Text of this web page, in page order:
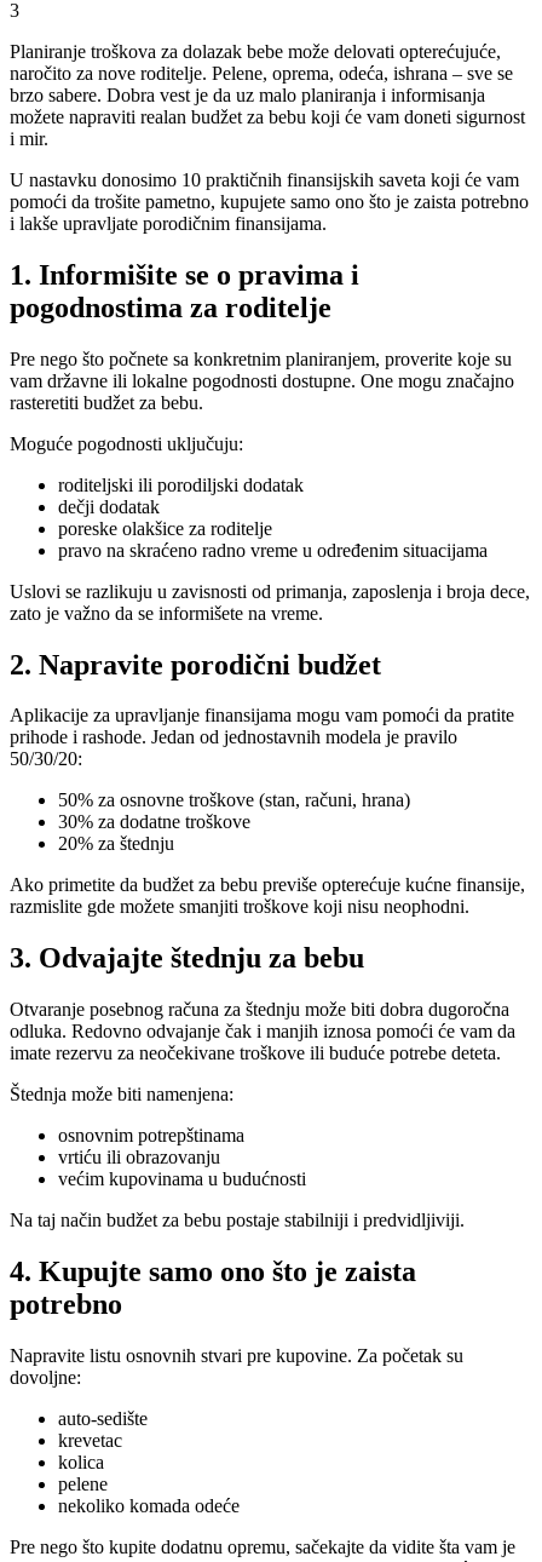
3
Planiranje troškova za dolazak bebe može delovati opterećujuće,
naročito za nove roditelje. Pelene, oprema, odeća, ishrana – sve se
brzo sabere. Dobra vest je da uz malo planiranja i informisanja
možete napraviti realan budžet za bebu koji će vam doneti sigurnost
i mir.
U nastavku donosimo 10 praktičnih finansijskih saveta koji će vam
pomoći da trošite pametno, kupujete samo ono što je zaista potrebno
i lakše upravljate porodičnim finansijama.
1. Informišite se o pravima i
pogodnostima za roditelje
Pre nego što počnete sa konkretnim planiranjem, proverite koje su
vam državne ili lokalne pogodnosti dostupne. One mogu značajno
rasteretiti budžet za bebu.
Moguće pogodnosti uključuju:
roditeljski ili porodiljski dodatak
dečji dodatak
poreske olakšice za roditelje
pravo na skraćeno radno vreme u određenim situacijama
Uslovi se razlikuju u zavisnosti od primanja, zaposlenja i broja dece,
zato je važno da se informišete na vreme.
2. Napravite porodični budžet
Aplikacije za upravljanje finansijama mogu vam pomoći da pratite
prihode i rashode. Jedan od jednostavnih modela je pravilo
50/30/20:
50% za osnovne troškove (stan, računi, hrana)
30% za dodatne troškove
20% za štednju
Ako primetite da budžet za bebu previše opterećuje kućne finansije,
razmislite gde možete smanjiti troškove koji nisu neophodni.
3. Odvajajte štednju za bebu
Otvaranje posebnog računa za štednju može biti dobra dugoročna
odluka. Redovno odvajanje čak i manjih iznosa pomoći će vam da
imate rezervu za neočekivane troškove ili buduće potrebe deteta.
Štednja može biti namenjena:
osnovnim potrepštinama
vrtiću ili obrazovanju
većim kupovinama u budućnosti
Na taj način budžet za bebu postaje stabilniji i predvidljiviji.
4. Kupujte samo ono što je zaista
potrebno
Napravite listu osnovnih stvari pre kupovine. Za početak su
dovoljne:
auto-sedište
krevetac
kolica
pelene
nekoliko komada odeće
Pre nego što kupite dodatnu opremu, sačekajte da vidite šta vam je